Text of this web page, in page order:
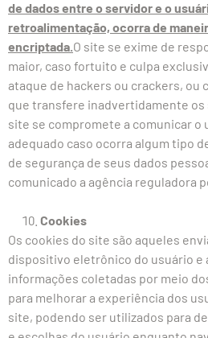
de dados entre o servidor e o
retroalimentação, ocorra de
encriptada. O site se exime de
maior, caso fortuito e culpa
ataque de hackers ou crackers, ou
que transfere inadvertidamente os
site se compromete a comunicar o
adequado caso ocorra algum tipo
de segurança de seus dados
comunicado a agência reguladora
Cookies
Os cookies do site são aqueles
dispositivo eletrônico do usuário e
informações coletadas por meio
para melhorar a experiência dos
site, podendo ser utilizados para